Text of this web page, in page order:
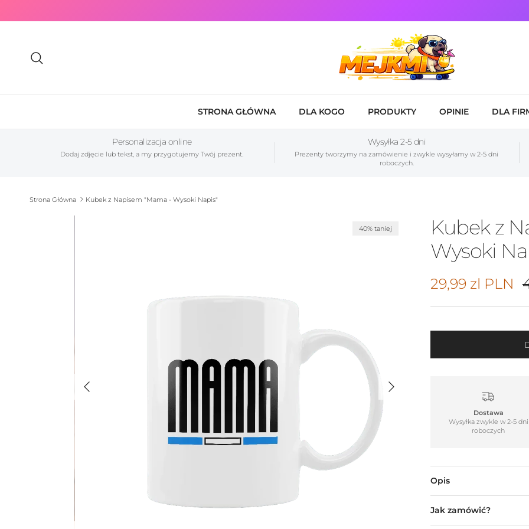
STRONA GŁÓWNA DLA KOGO PRODUKTY OPINIE DLA
Personalizacja online
Dodaj zdjęcie lub tekst, a my przygotujemy Twój prezent.
Wysyłka 2-5 dni
Prezenty tworzymy na zamówienie i zwykle wysyłamy w 2-5 dni
roboczych.
Strona Główna Kubek z Napisem "Mama - Wysoki Napis"
Poprzedni Następny
40% taniej
Kubek z
Wysoki
Cena
29,99 zl PLN
Dostawa
Wysyłka zwykle w 2-5 dni
roboczych
Opis
Jak zamówić?